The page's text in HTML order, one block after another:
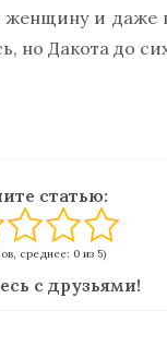
женщину и даже
но Дакота до
статью:
среднее: 0 из 5)
с друзьями!